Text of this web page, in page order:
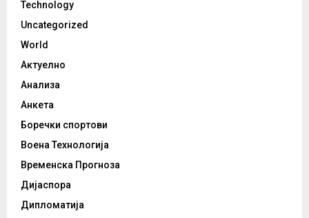
Technology
Uncategorized
World
Актуелно
Анализа
Анкета
Боречки спортови
Воена Технологија
Временска Прогноза
Дијаспора
Дипломатија